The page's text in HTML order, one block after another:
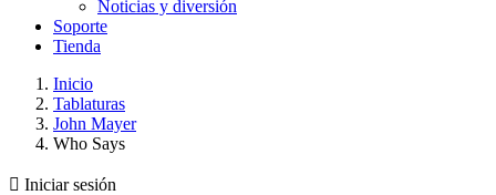
Noticias y diversión
Soporte
Tienda
Inicio
Tablaturas
John Mayer
Who Says
 Iniciar sesión